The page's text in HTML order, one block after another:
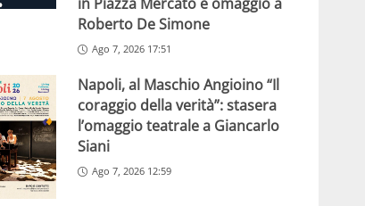
Roberto De Simone
Ago 7, 2026 17:51
Napoli, al Maschio Angioino “Il
coraggio della verità”: stasera
l’omaggio teatrale a Giancarlo
Siani
Ago 7, 2026 12:59